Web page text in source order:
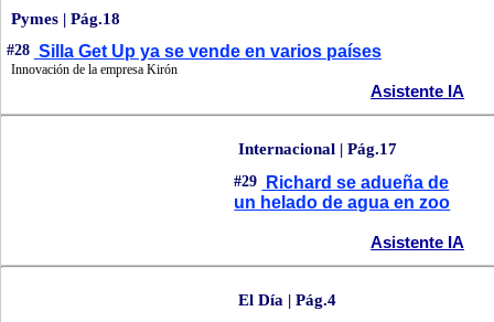
Pymes | Pág.18
#28 Silla Get Up ya se vende en varios países
Innovación de la empresa Kirón
Asistente IA
Internacional | Pág.17
#29
Richard se adueña de
un helado de agua en zoo
Asistente IA
El Día | Pág.4